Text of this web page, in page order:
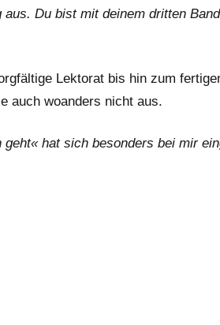
Du bist mit deinem dritten
Lektorat bis hin zum
auch woanders nicht aus.
hat sich besonders bei mir